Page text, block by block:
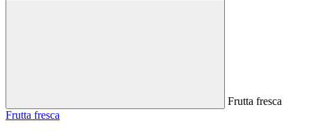
Frutta fresca
Frutta fresca